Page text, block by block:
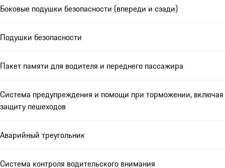
Боковые подушки безопасности (впереди и сзади)
Подушки безопасности
Пакет памяти для водителя и переднего пассажира
Система предупреждения и помощи при торможении, включая
защиту пешеходов
Аварийный треугольник
Система контроля водительского внимания